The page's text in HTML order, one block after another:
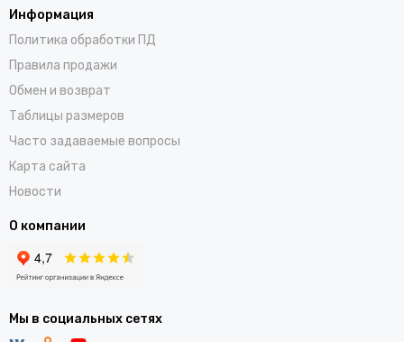
Информация
Политика обработки ПД
Правила продажи
Обмен и возврат
Таблицы размеров
Часто задаваемые вопросы
Карта сайта
Новости
О компании
Мы в социальных сетях